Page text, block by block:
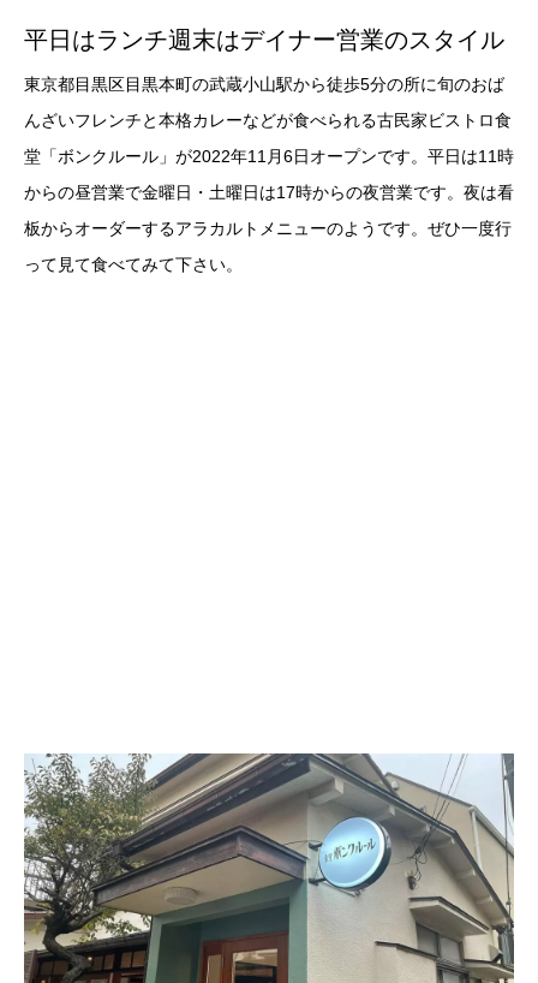
平日はランチ週末はデイナー営業のスタイル
東京都目黒区目黒本町の武蔵小山駅から徒歩5分の所に旬のおば
んざいフレンチと本格カレーなどが食べられる古民家ビストロ食
堂「ボンクルール」が2022年11月6日オープンです。平日は11時
からの昼営業で金曜日・土曜日は17時からの夜営業です。夜は看
板からオーダーするアラカルトメニューのようです。ぜひ一度行
って見て食べてみて下さい。